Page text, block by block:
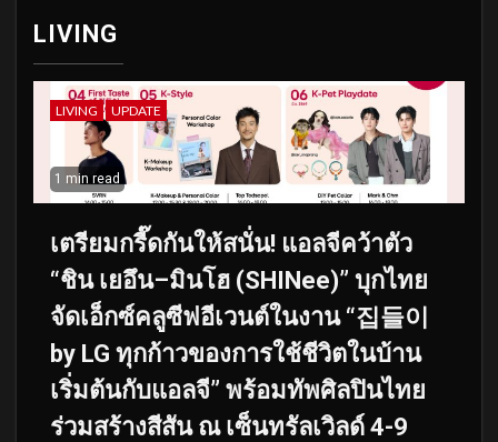
LIVING
LIVING UPDATE
1 min read
เตรียมกรี๊ดกันให้สนั่น! แอลจีคว้าตัว
“ชิน เยอึน–มินโฮ (SHINee)” บุกไทย
จัดเอ็กซ์คลูซีฟอีเวนต์ในงาน “집들이
by LG ทุกก้าวของการใช้ชีวิตในบ้าน
เริ่มต้นกับแอลจี” พร้อมทัพศิลปินไทย
ร่วมสร้างสีสัน ณ เซ็นทรัลเวิลด์ 4-9